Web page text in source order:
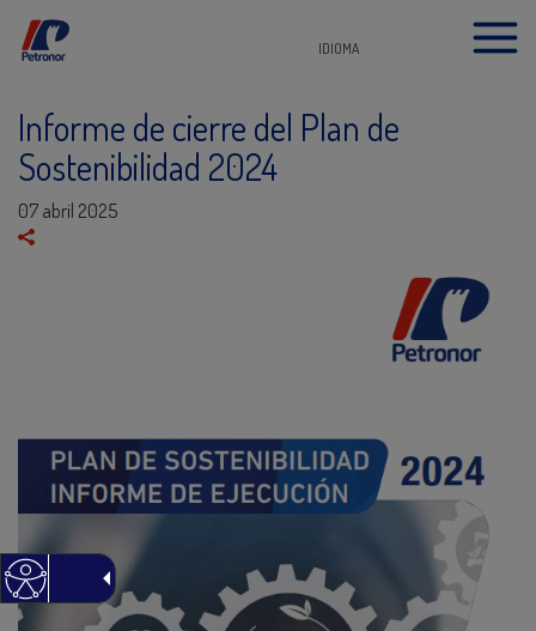
IDIOMA
Informe de cierre del Plan de
Sostenibilidad 2024
07 abril 2025